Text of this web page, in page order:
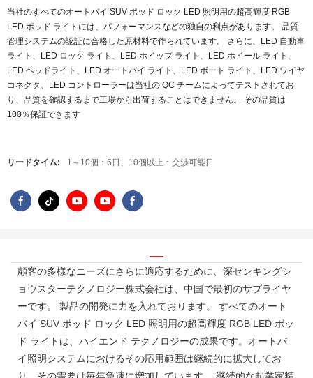
当社のすべてのオートバイ SUV ポッド ロック LED 照明用の超高輝度 RGB
LED ポッド ライトには、パフォーマンスなどの独自の利点があります。 品質
管理システムの認証に合格した原材料で作られています。 さらに、LED 自動車
ライト、LED ロック ライト、LED ホイップ ライト、LED ホイール ライト、
LED ヘッドライト、LED オートバイ ライト、LED ボート ライト、LED ワイヤ
コネクタ、LED コントローラーは当社の QC チームによってテストされてお
り、品質を確認するまで工場から出荷することはできません。 その品質は
100％保証できます
リードタイム: 1～10個：6日、10個以上：交渉可能日
顧客の多様なニーズにさらに適応するために、深センキングシ
ョウスターテクノロジー株式会社は、中国で最初のサプライヤ
ーです。 製品の開発に力を入れております。 すべてのオート
バイ SUV ポッド ロック LED 照明用の超高輝度 RGB LED ポッ
ド ライトは、ハイエンド テクノロジーの成果です。オートバ
イ照明システムにおけるその応用範囲は継続的に拡大してお